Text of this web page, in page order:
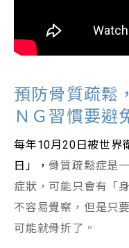
預防骨質疏鬆
ＮＧ習慣要避
每年10月20日被世界
日」， 骨質疏鬆症是
症狀，可能只會有「
不容易覺察，但是只
可能就骨折了。